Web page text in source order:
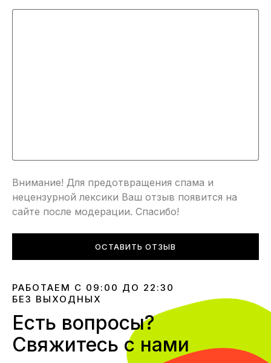
Внимание! Для предотвращения спама и
нецензурной лексики Ваш отзыв появится на
сайте после модерации. Спасибо!
ОСТАВИТЬ ОТЗЫВ
РАБОТАЕМ С 09:00 ДО 22:30
БЕЗ ВЫХОДНЫХ
Есть вопросы?
Свяжитесь с нами